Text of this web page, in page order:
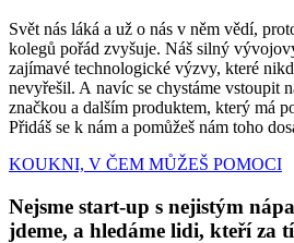
Svět nás láká a už o nás v něm vědí,
kolegů pořád zvyšuje. Náš silný
zajímavé technologické výzvy, které
nevyřešil. A navíc se chystáme vstoupit
značkou a dalším produktem, který má
Přidáš se k nám a pomůžeš nám toho
KOUKNI, V ČEM MŮŽEŠ POMOCI
Nejsme start-up s nejistým
jdeme, a hledáme lidi, kteří za